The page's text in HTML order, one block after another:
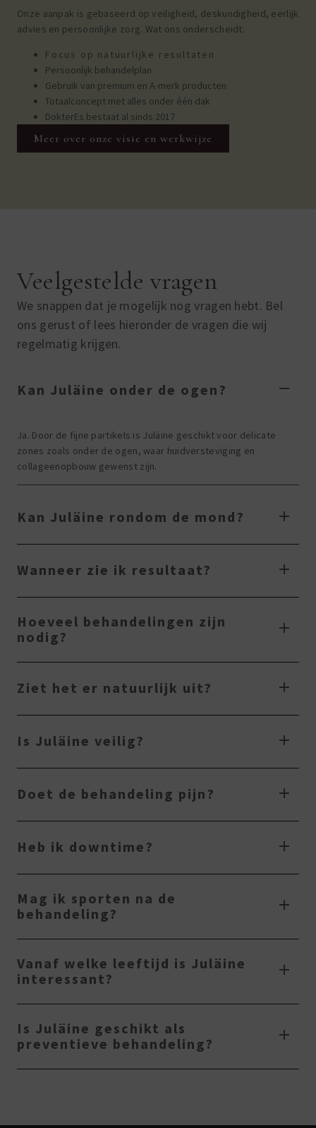
Onze aanpak is gebaseerd op veiligheid, deskundigheid, eerlijk
advies en persoonlijke zorg. Wat ons onderscheidt:
Focus op natuurlijke resultaten
Persoonlijk behandelplan
Gebruik van premium en A-merk producten
Totaalconcept met alles onder één dak
DokterEs bestaat al sinds 2017
Meer over onze visie en werkwijze
Veelgestelde vragen
We snappen dat je mogelijk nog vragen hebt. Bel
ons gerust of lees hieronder de vragen die wij
regelmatig krijgen.
Kan Juläine onder de ogen?
Ja. Door de fijne partikels is Juläine geschikt voor delicate
zones zoals onder de ogen, waar huidversteviging en
collageenopbouw gewenst zijn.
Kan Juläine rondom de mond?
Wanneer zie ik resultaat?
Hoeveel behandelingen zijn
nodig?
Ziet het er natuurlijk uit?
Is Juläine veilig?
Doet de behandeling pijn?
Heb ik downtime?
Mag ik sporten na de
behandeling?
Vanaf welke leeftijd is Juläine
interessant?
Is Juläine geschikt als
preventieve behandeling?